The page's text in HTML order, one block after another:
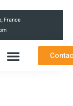
France